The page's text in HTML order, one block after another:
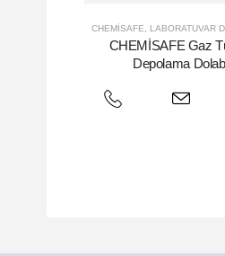
CHEMISAFE LABORATUVAR
CHEMİSAFE Gaz
Depolama